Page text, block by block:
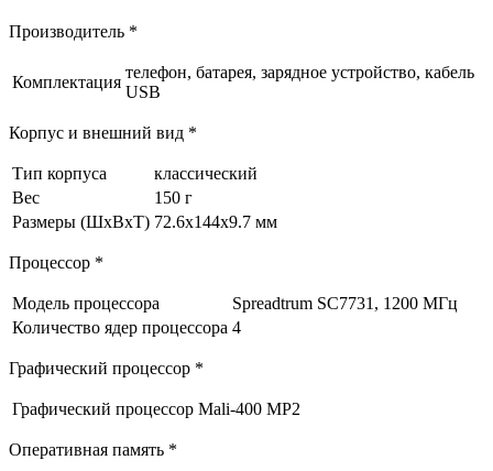
Производитель *
Комплектация
телефон, батарея, зарядное устройство, кабель
USB
Корпус и внешний вид *
Тип корпуса
классический
Вес
150 г
Размеры (ШxВxТ) 72.6x144x9.7 мм
Процессор *
Модель процессора
Spreadtrum SC7731, 1200 МГц
Количество ядер процессора 4
Графический процессор *
Графический процессор Mali-400 MP2
Оперативная память *